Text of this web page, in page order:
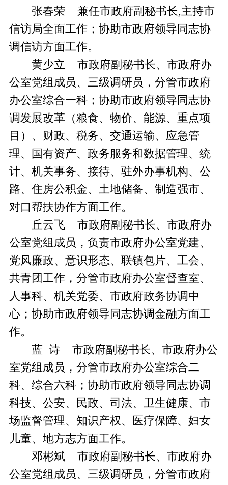
张春荣 兼任市政府副秘书长,主持市
信访局全面工作；协助市政府领导同志协
调信访方面工作。
黄少立 市政府副秘书长、市政府办
公室党组成员、三级调研员，分管市政府
办公室综合一科；协助市政府领导同志协
调发展改革（粮食、物价、能源、重点项
目）、财政、税务、交通运输、应急管
理、国有资产、政务服务和数据管理、统
计、机关事务、接待、驻外办事机构、公
路、住房公积金、土地储备、制造强市、
对口帮扶协作方面工作。
丘云飞 市政府副秘书长、市政府办
公室党组成员，负责市政府办公室党建、
党风廉政、意识形态、联镇包片、工会、
共青团工作，分管市政府办公室督查室、
人事科、机关党委、市政府政务协调中
心；协助市政府领导同志协调金融方面工
作。
蓝 诗 市政府副秘书长、市政府办公
室党组成员，分管市政府办公室综合二
科、综合六科；协助市政府领导同志协调
科技、公安、民政、司法、卫生健康、市
场监督管理、知识产权、医疗保障、妇女
儿童、地方志方面工作。
邓彬斌 市政府副秘书长、市政府办
公室党组成员、三级调研员，分管市政府